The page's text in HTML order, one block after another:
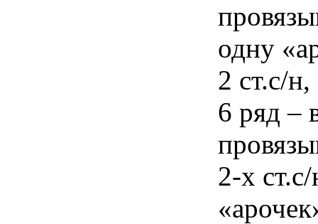
одну
2 ст.с/
6 ряд –
2-х